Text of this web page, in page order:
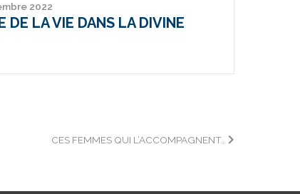
2022
DE LA VIE DANS LA DIVINE
CES FEMMES QUI L’ACCOMPAGNENT…